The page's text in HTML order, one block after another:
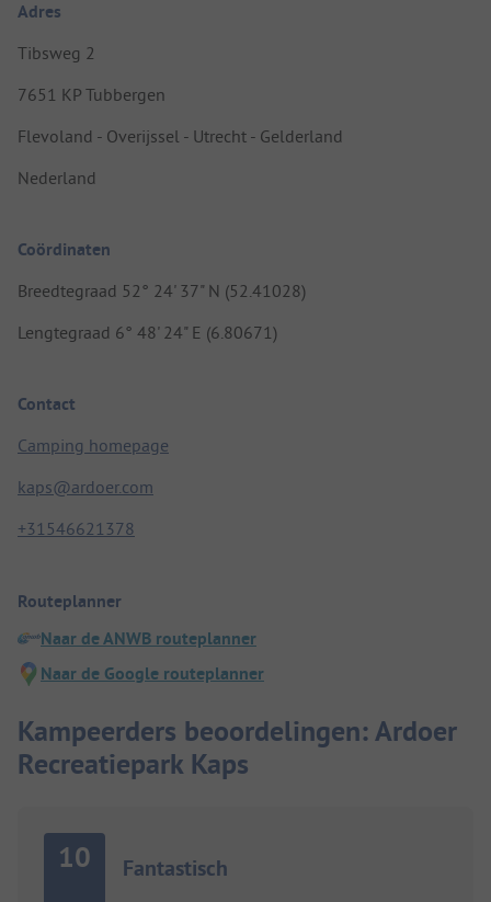
Adres
Tibsweg 2
7651 KP Tubbergen
Flevoland - Overijssel - Utrecht - Gelderland
Nederland
Coördinaten
Breedtegraad 52° 24' 37" N (52.41028)
Lengtegraad 6° 48' 24" E (6.80671)
Contact
Camping homepage
kaps@ardoer.com
+31546621378
Routeplanner
Naar de ANWB routeplanner
Naar de Google routeplanner
Kampeerders beoordelingen: Ardoer
Recreatiepark Kaps
10 Fantastisch